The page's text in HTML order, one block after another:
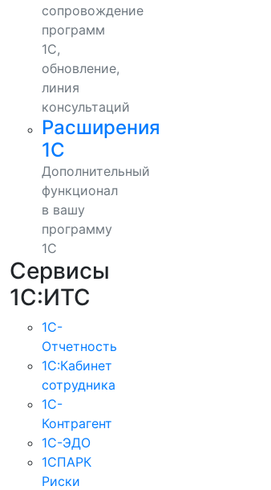
сопровождение
программ
1С,
обновление,
линия
консультаций
Расширения
1С
Дополнительный
функционал
в вашу
программу
1С
Сервисы
1С:ИТС
1С-
Отчетность
1С:Кабинет
сотрудника
1С-
Контрагент
1С-ЭДО
1СПАРК
Риски